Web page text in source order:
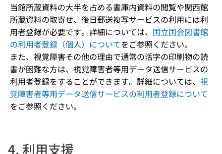
当館所蔵資料の大半を占める書庫内資料の閲覧や関西館
所蔵資料の取寄せ、後日郵送複写サービスの利用には利
用者登録が必要です。詳細については、 国立国会図書館
の利用者登録（個人）についてをご参照ください。
また、視覚障害その他の理由で通常の活字の印刷物の読
書が困難な方は、視覚障害者等用データ送信サービスの
利用者登録をすることができます。詳細については、 視
覚障害者等用データ送信サービスの利用者登録について
をご参照ください。
4. 利用支援